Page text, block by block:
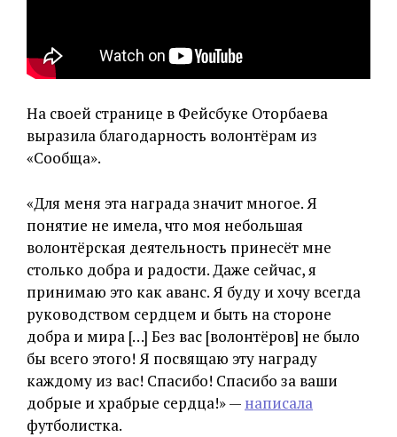
На своей странице в Фейсбуке Оторбаева
выразила благодарность волонтёрам из
«Сообща».
«Для меня эта награда значит многое. Я
понятие не имела, что моя небольшая
волонтёрская деятельность принесёт мне
столько добра и радости. Даже сейчас, я
принимаю это как аванс. Я буду и хочу всегда
руководством сердцем и быть на стороне
добра и мира […] Без вас [волонтёров] не было
бы всего этого! Я посвящаю эту награду
каждому из вас! Спасибо! Спасибо за ваши
добрые и храбрые сердца!» — написала
футболистка.